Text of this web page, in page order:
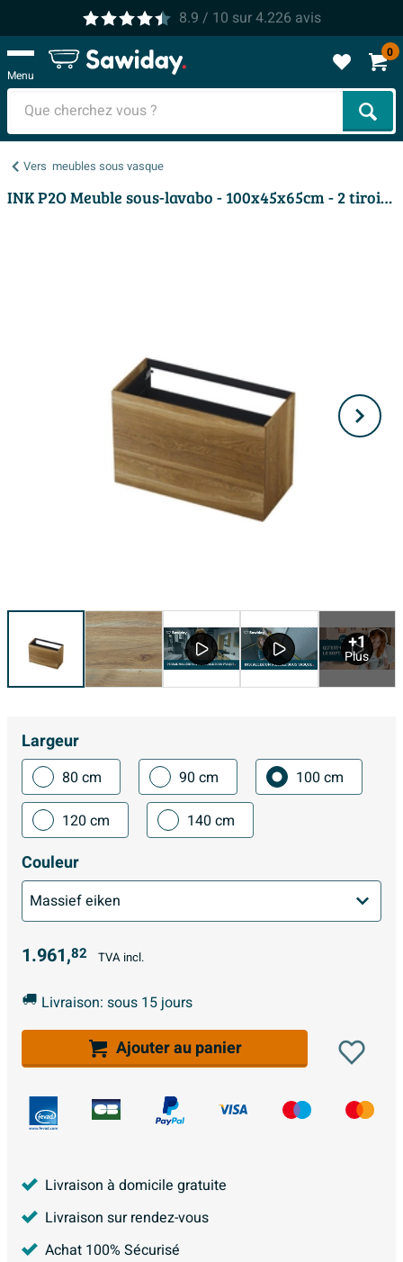
8.9 / 10 sur4.226 avis
Menu
0
Vers meubles sous vasque
INK P2O Meuble sous-lavabo - 100x45x65cm - 2 tiroirs - push 2 open - façades rapportées droites chêne Chêne massif Aqua
+1
Plus
Largeur
80 cm 90 cm
100 cm
120 cm
140 cm
Couleur
1.961,82 TVA incl.
Livraison: sous 15 jours
Ajouter au panier
Livraison à domicile gratuite
Livraison sur rendez-vous
Achat 100% Sécurisé